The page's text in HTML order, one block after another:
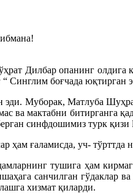
Дилбар опанинг
Синглим боғчада
эди. Муборак, Матлуба
мактабни битирганга
синфдошимиз турк
ҳам ғаламисда, уч- тўрттда
тушига ҳам
санчилган гўдаклар
хизмат қиларди.